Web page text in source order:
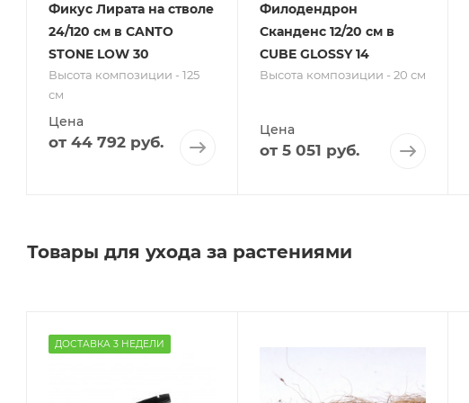
Фикус Лирата на стволе
24/120 см в CANTO
STONE LOW 30
Высота композиции - 125
см
Цена
от 44 792 руб.
Филодендрон
Сканденс 12/20 см в
CUBE GLOSSY 14
Высота композиции - 20 см
Цена
от 5 051 руб.
Товары для ухода за растениями
ДОСТАВКА 3 НЕДЕЛИ